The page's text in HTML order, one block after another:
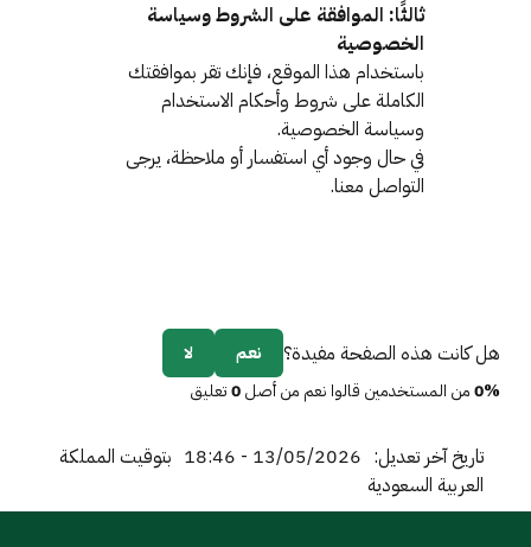
ثالثًا: الموافقة على الشروط وسياسة
الخصوصية
باستخدام هذا الموقع، فإنك تقر بموافقتك
الكاملة على شروط وأحكام الاستخدام
وسياسة الخصوصية.
في حال وجود أي استفسار أو ملاحظة، يرجى
التواصل معنا.
هل كانت هذه الصفحة مفيدة؟ نعم
لا
0%من المستخدمين قالوا نعم من أصل0تعليق
تاريخ آخر تعديل: 13/05/2026 - 18:46
بتوقيت المملكة
العربية السعودية